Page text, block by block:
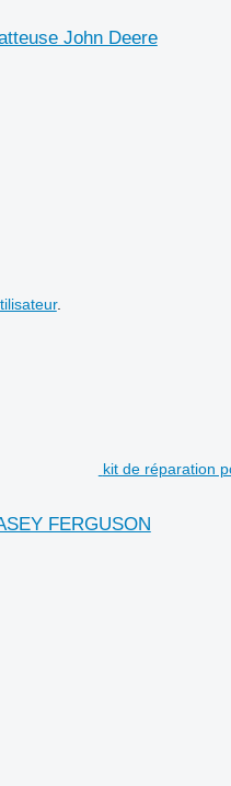
John Deere
.
kit de réparation
FERGUSON